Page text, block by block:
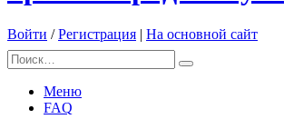
Войти /Регистрация | На основной сайт
Меню
FAQ